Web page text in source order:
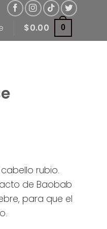
$0.00 0
rubio.
de Baobab
para que el